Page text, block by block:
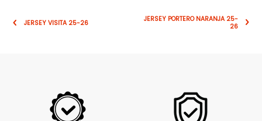
JERSEY VISITA 25-26
JERSEY PORTERO NARANJA 25-
26